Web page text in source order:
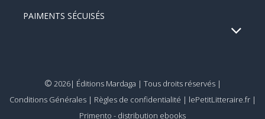
PAIMENTS SÉCUISÉS
© 2026| Éditions Mardaga | Tous droits réservés |
Conditions Générales| Règles de confidentialité | lePetitLitteraire.fr|
Primento - distribution ebooks